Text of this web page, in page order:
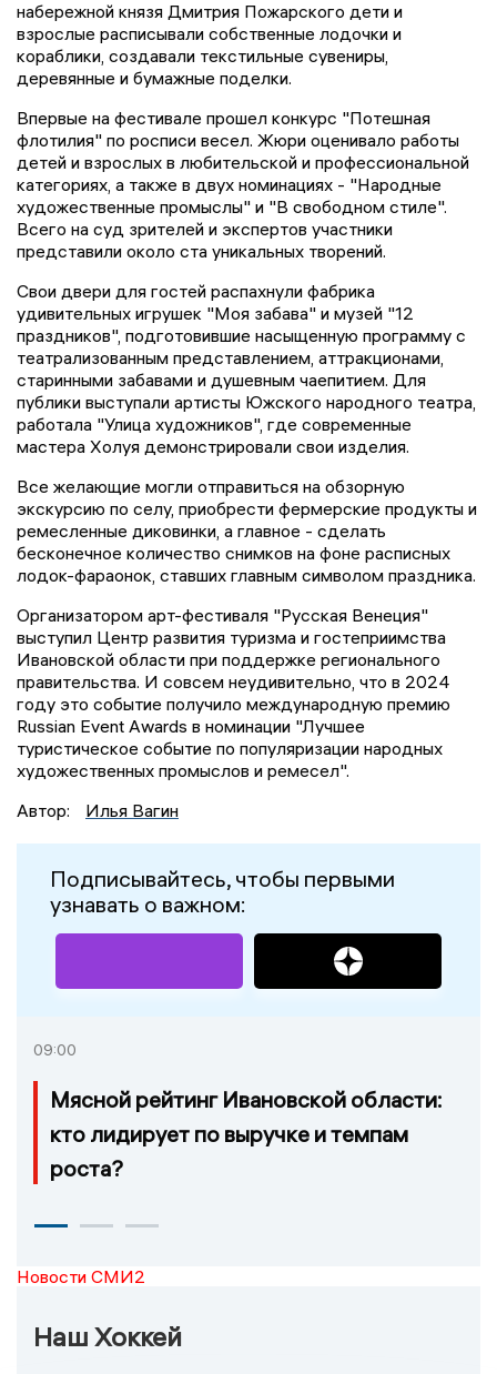
набережной князя Дмитрия Пожарского дети и
взрослые расписывали собственные лодочки и
кораблики, создавали текстильные сувениры,
деревянные и бумажные поделки.
Впервые на фестивале прошел конкурс "Потешная
флотилия" по росписи весел. Жюри оценивало работы
детей и взрослых в любительской и профессиональной
категориях, а также в двух номинациях - "Народные
художественные промыслы" и "В свободном стиле".
Всего на суд зрителей и экспертов участники
представили около ста уникальных творений.
Свои двери для гостей распахнули фабрика
удивительных игрушек "Моя забава" и музей "12
праздников", подготовившие насыщенную программу с
театрализованным представлением, аттракционами,
старинными забавами и душевным чаепитием. Для
публики выступали артисты Южского народного театра,
работала "Улица художников", где современные
мастера Холуя демонстрировали свои изделия.
Все желающие могли отправиться на обзорную
экскурсию по селу, приобрести фермерские продукты и
ремесленные диковинки, а главное - сделать
бесконечное количество снимков на фоне расписных
лодок-фараонок, ставших главным символом праздника.
Организатором арт-фестиваля "Русская Венеция"
выступил Центр развития туризма и гостеприимства
Ивановской области при поддержке регионального
правительства. И совсем неудивительно, что в 2024
году это событие получило международную премию
Russian Event Awards в номинации "Лучшее
туристическое событие по популяризации народных
художественных промыслов и ремесел".
Автор:
Илья Вагин
Подписывайтесь, чтобы первыми
узнавать о важном:
09:00
Мясной рейтинг Ивановской области:
кто лидирует по выручке и темпам
роста?
Новости СМИ2
Наш Хоккей